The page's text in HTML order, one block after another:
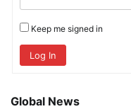
Keep me signed in
Log In
Global News